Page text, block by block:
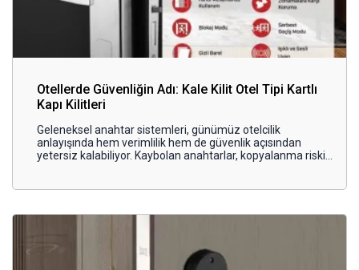
Otellerde Güvenliğin Adı: Kale Kilit Otel Tipi Kartlı
Kapı Kilitleri
Geleneksel anahtar sistemleri, günümüz otelcilik
anlayışında hem verimlilik hem de güvenlik açısından
yetersiz kalabiliyor. Kaybolan anahtarlar, kopyalanma riski,